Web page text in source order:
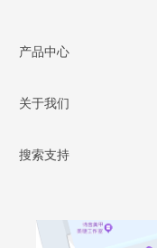
产品中心
关于我们
搜索支持